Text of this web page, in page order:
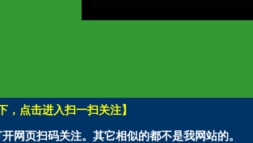
，点击进入扫一扫关注】
网页扫码关注。其它相似的都不是我网站的。